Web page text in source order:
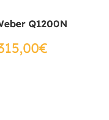
Q1200N
€